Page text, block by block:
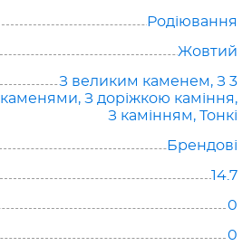
Родіювання
Жовтий
З великим каменем, З 3
каменями, З доріжкою каміння,
З камінням, Тонкі
Брендові
14.7
0
0